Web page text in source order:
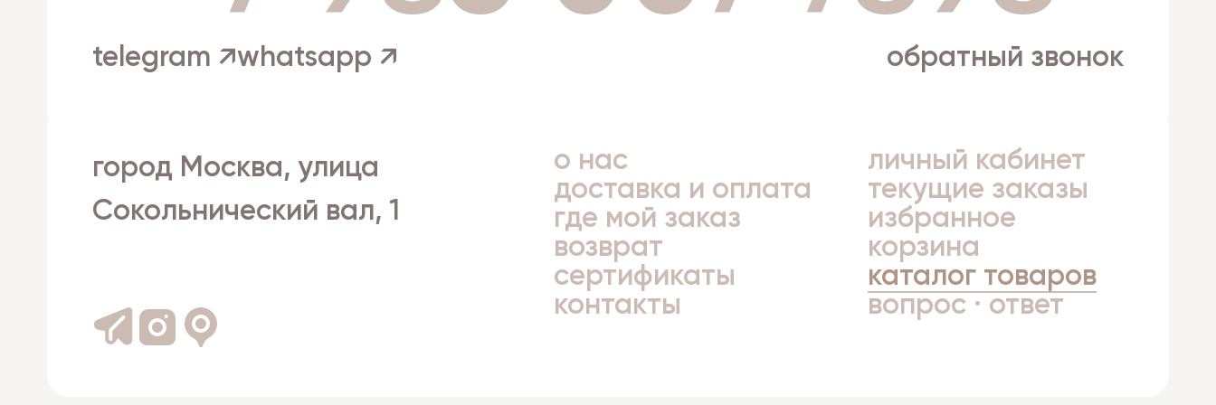
telegram ↗whatsapp ↗ обратный звонок
город Москва, улица
Сокольнический вал, 1
о нас
доставка и оплата
где мой заказ
возврат
сертификаты
контакты
личный кабинет
текущие заказы
избранное
корзина
каталог товаров
вопрос · ответ